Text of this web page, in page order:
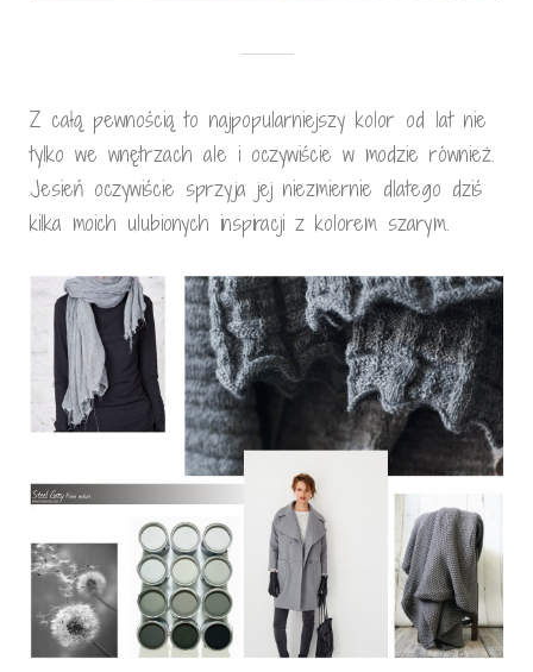
Z całą pewnością to najpopularniejszy kolor od lat nie
tylko we wnętrzach ale i oczywiście w modzie również.
Jesień oczywiście sprzyja jej niezmiernie dlatego dziś
kilka moich ulubionych inspiracji z kolorem szarym.